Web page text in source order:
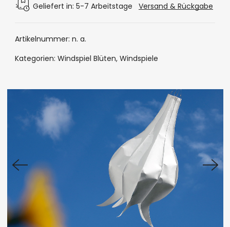
Cookie-Richtlinie
Geliefert in: 5-7 Arbeitstage Versand & Rückgabe
Artikelnummer: n. a.
Kategorien: Windspiel Blüten, Windspiele